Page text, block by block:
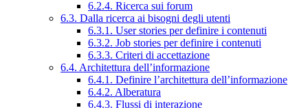
6.2.4. Ricerca sui forum
6.3. Dalla ricerca ai bisogni degli utenti
6.3.1. User stories per definire i contenuti
6.3.2. Job stories per definire i contenuti
6.3.3. Criteri di accettazione
6.4. Architettura dell’informazione
6.4.1. Definire l’architettura dell’informazione
6.4.2. Alberatura
6.4.3. Flussi di interazione